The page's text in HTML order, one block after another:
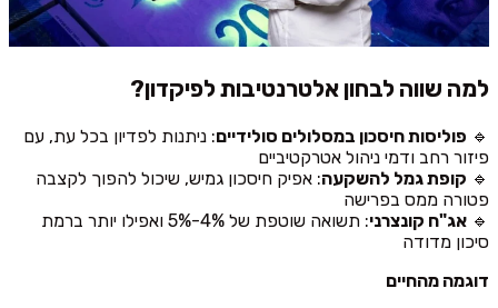
למה שווה לבחון אלטרנטיבות לפיקדון?
🔹 פוליסות חיסכון במסלולים סולידיים: ניתנות לפדיון בכל עת, עם
פיזור רחב ודמי ניהול אטרקטיביים
🔹 קופת גמל להשקעה: אפיק חיסכון גמיש, שיכול להפוך לקצבה
פטורה ממס בפרישה
🔹 אג"ח קונצרני
: תשואה שוטפת של 4%-5% ואפילו יותר ברמת
סיכון מדודה
דוגמה מהחיים